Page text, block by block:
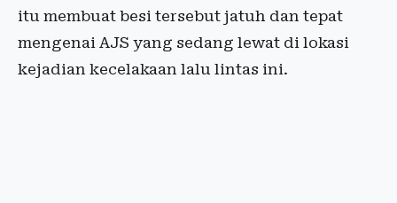
itu membuat besi tersebut jatuh dan tepat
mengenai AJS yang sedang lewat di lokasi
kejadian kecelakaan lalu lintas ini.